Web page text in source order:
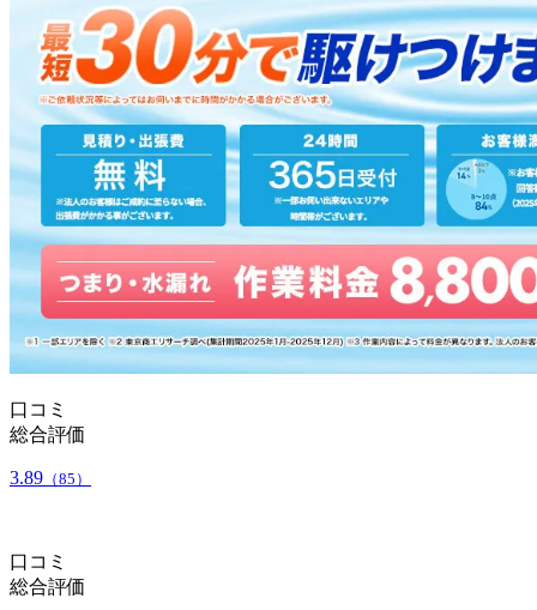
口コミ
総合評価
3.89 （85）
口コミ
総合評価